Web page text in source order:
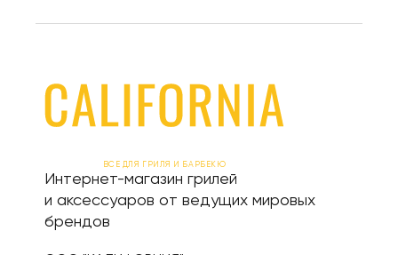
ВСЕ ДЛЯ ГРИЛЯ И БАРБЕКЮ
Интернет-магазин грилей
и аксессуаров от ведущих мировых
брендов